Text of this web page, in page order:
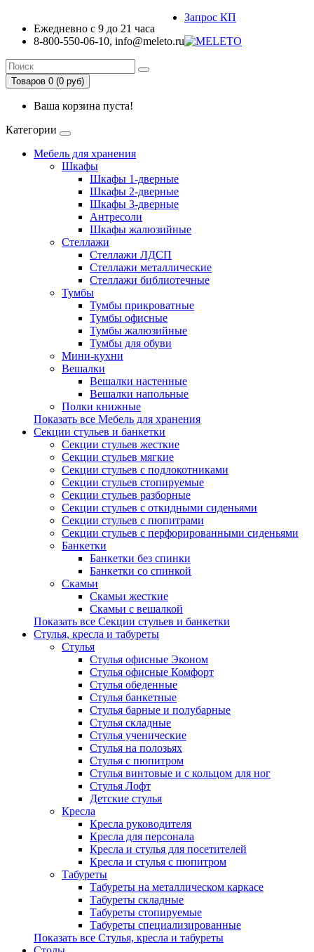
Ежедневно с 9 до 21 часа
8-800-550-06-10, info@meleto.ru
Запрос КП
Товаров 0 (0 pуб)
Ваша корзина пуста!
Категории
Мебель для хранения
Шкафы
Шкафы 1-дверные
Шкафы 2-дверные
Шкафы 3-дверные
Антресоли
Шкафы жалюзийные
Стеллажи
Стеллажи ЛДСП
Стеллажи металлические
Стеллажи библиотечные
Тумбы
Тумбы прикроватные
Тумбы офисные
Тумбы жалюзийные
Тумбы для обуви
Мини-кухни
Вешалки
Вешалки настенные
Вешалки напольные
Полки книжные
Показать все Мебель для хранения
Секции стульев и банкетки
Секции стульев жесткие
Секции стульев мягкие
Секции стульев с подлокотниками
Секции стульев стопируемые
Секции стульев разборные
Секции стульев с откидными сиденьями
Секции стульев с пюпитрами
Секции стульев с перфорированными сиденьями
Банкетки
Банкетки без спинки
Банкетки со спинкой
Скамьи
Скамьи жесткие
Скамьи с вешалкой
Показать все Секции стульев и банкетки
Стулья, кресла и табуреты
Стулья
Стулья офисные Эконом
Стулья офисные Комфорт
Стулья обеденные
Стулья банкетные
Стулья барные и полубарные
Стулья складные
Стулья ученические
Стулья на полозьях
Стулья с пюпитром
Стулья винтовые и с кольцом для ног
Стулья Лофт
Детские стулья
Кресла
Кресла руководителя
Кресла для персонала
Кресла и стулья для посетителей
Кресла и стулья с пюпитром
Табуреты
Табуреты на металлическом каркасе
Табуреты складные
Табуреты стопируемые
Табуреты специализированные
Показать все Стулья, кресла и табуреты